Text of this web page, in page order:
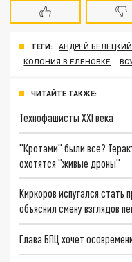
ТЕГИ: АНДРЕЙ БЕЛЕЦКИЙ
КОЛОНИЯ В ЕЛЕНОВКЕ
ЧИТАЙТЕ ТАКЖЕ:
Технофашисты XXI века
"Кротами" были все?
охотятся "живые дроны"
Киркоров испугался стать
объяснил смену взглядов
Глава БПЦ хочет